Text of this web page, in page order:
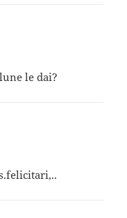
le dai?